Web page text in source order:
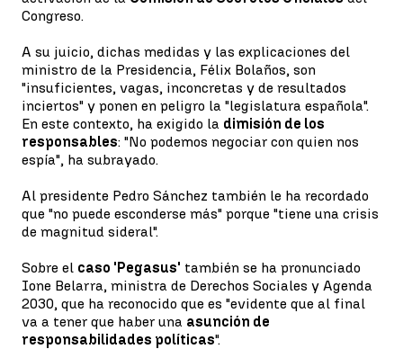
Congreso.
A su juicio, dichas medidas y las explicaciones del
ministro de la Presidencia, Félix Bolaños, son
"insuficientes, vagas, inconcretas y de resultados
inciertos" y ponen en peligro la "legislatura española".
En este contexto, ha exigido la dimisión de los
responsables: "No podemos negociar con quien nos
espía", ha subrayado.
Al presidente Pedro Sánchez también le ha recordado
que "no puede esconderse más" porque "tiene una crisis
de magnitud sideral".
Sobre el caso 'Pegasus' también se ha pronunciado
Ione Belarra, ministra de Derechos Sociales y Agenda
2030, que ha reconocido que es "evidente que al final
va a tener que haber una asunción de
responsabilidades políticas".